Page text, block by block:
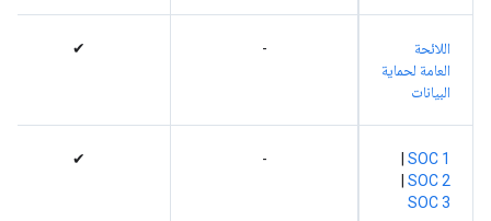
اللائحة
العامة لحماية
البيانات
-
✔
‫SOC 1
‫SOC 2
‫SOC 3
-
✔